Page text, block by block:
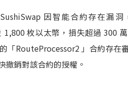
因智能合約存在漏
1,800 枚以太幣，損失超過 300
「RouteProcessor2 」合約存在
撤銷對該合約的授權。